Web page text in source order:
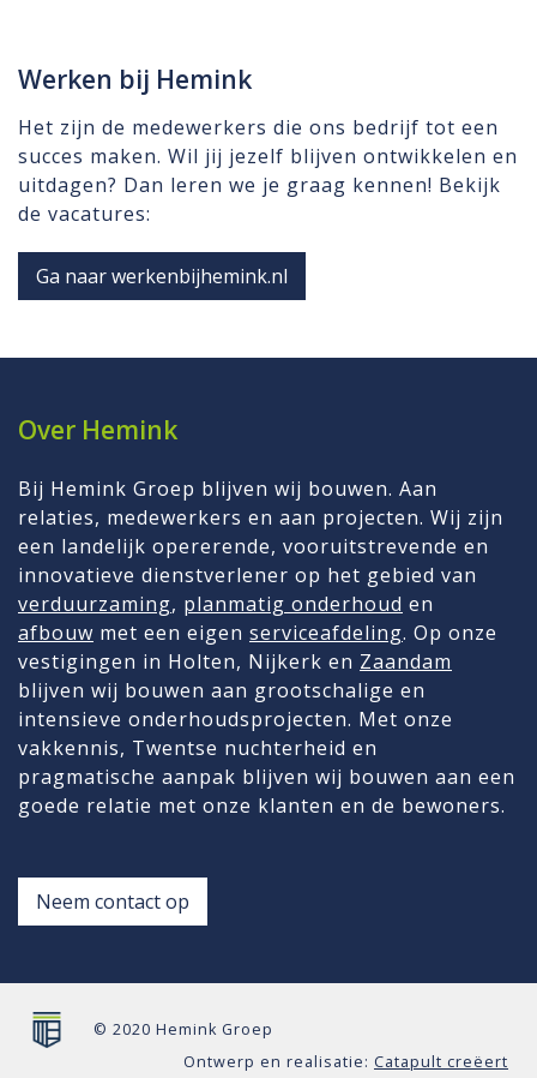
Werken bij Hemink
Het zijn de medewerkers die ons bedrijf tot een
succes maken. Wil jij jezelf blijven ontwikkelen en
uitdagen? Dan leren we je graag kennen! Bekijk
de vacatures:
Ga naar werkenbijhemink.nl
Over Hemink
Bij Hemink Groep blijven wij bouwen. Aan
relaties, medewerkers en aan projecten. Wij zijn
een landelijk opererende, vooruitstrevende en
innovatieve dienstverlener op het gebied van
verduurzaming, planmatig onderhoud en
afbouw met een eigen serviceafdeling. Op onze
vestigingen in Holten, Nijkerk en Zaandam
blijven wij bouwen aan grootschalige en
intensieve onderhoudsprojecten. Met onze
vakkennis, Twentse nuchterheid en
pragmatische aanpak blijven wij bouwen aan een
goede relatie met onze klanten en de bewoners.
Neem contact op
© 2020 Hemink Groep
Ontwerp en realisatie: Catapult creëert